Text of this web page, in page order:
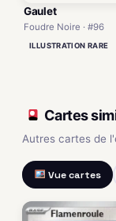
Gaulet
Foudre Noire · #96
ILLUSTRATION RARE
Cartes
Autres cartes de
Vue cartes